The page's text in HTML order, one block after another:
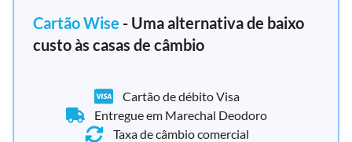
Cartão Wise - Uma alternativa de baixo
custo às casas de câmbio
Cartão de débito Visa
Entregue em Marechal Deodoro
Taxa de câmbio comercial